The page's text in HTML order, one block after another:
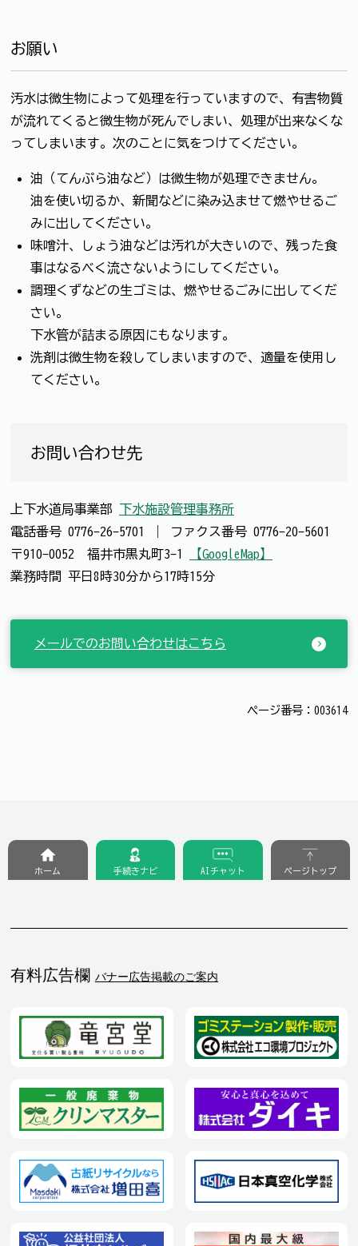
お願い
汚水は微生物によって処理を行っていますので、有害物質
が流れてくると微生物が死んでしまい、処理が出来なくな
ってしまいます。次のことに気をつけてください。
油（てんぷら油など）は微生物が処理できません。
油を使い切るか、新聞などに染み込ませて燃やせるご
みに出してください。
味噌汁、しょう油などは汚れが大きいので、残った食
事はなるべく流さないようにしてください。
調理くずなどの生ゴミは、燃やせるごみに出してくだ
さい。
下水管が詰まる原因にもなります。
洗剤は微生物を殺してしまいますので、適量を使用し
てください。
お問い合わせ先
上下水道局事業部 下水施設管理事務所
電話番号 0776-26-5701 ファクス番号 0776-20-5601
〒910-0052 福井市黒丸町3-1
【GoogleMap】
業務時間 平日8時30分から17時15分
メールでのお問い合わせはこちら
ページ番号：003614
有料広告欄 バナー広告掲載のご案内
ホーム 手続きナビ AIチャット ページトップ